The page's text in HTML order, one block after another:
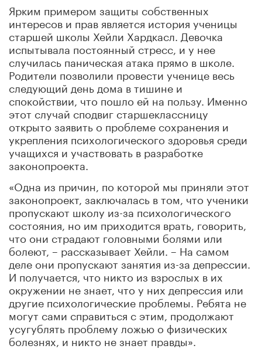
Ярким примером защиты собственных
интересов и прав является история ученицы
старшей школы Хейли Хардкасл. Девочка
испытывала постоянный стресс, и у нее
случилась паническая атака прямо в школе.
Родители позволили провести ученице весь
следующий день дома в тишине и
спокойствии, что пошло ей на пользу. Именно
этот случай сподвиг старшеклассницу
открыто заявить о проблеме сохранения и
укрепления психологического здоровья среди
учащихся и участвовать в разработке
законопроекта.
«Одна из причин, по которой мы приняли этот
законопроект, заключалась в том, что ученики
пропускают школу из-за психологического
состояния, но им приходится врать, говорить,
что они страдают головными болями или
болеют, – рассказывает Хейли. – На самом
деле они пропускают занятия из-за депрессии.
И получается, что никто из взрослых в их
окружении не знает, что у них депрессия или
другие психологические проблемы. Ребята не
могут сами справиться с этим, продолжают
усугублять проблему ложью о физических
болезнях, и никто не знает правды».